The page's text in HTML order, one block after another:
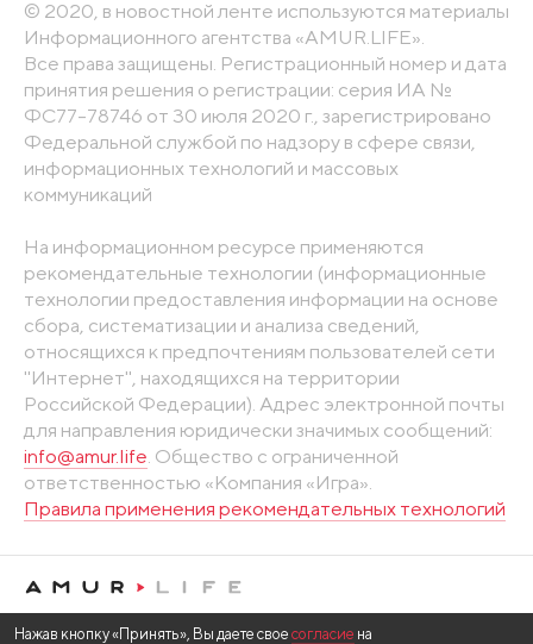
© 2020, в новостной ленте используются материалы
Информационного агентства «AMUR.LIFE».
Все права защищены. Регистрационный номер и дата
принятия решения о регистрации: серия ИА №
ФС77-78746 от 30 июля 2020 г., зарегистрировано
Федеральной службой по надзору в сфере связи,
информационных технологий и массовых
коммуникаций
На информационном ресурсе применяются
рекомендательные технологии (информационные
технологии предоставления информации на основе
сбора, систематизации и анализа сведений,
относящихся к предпочтениям пользователей сети
"Интернет", находящихся на территории
Российской Федерации). Адрес электронной почты
для направления юридически значимых сообщений:
info@amur.life . Общество с ограниченной
ответственностью «Компания «Игра».
Правила применения рекомендательных технологий
Нажав кнопку «Принять», Вы даете свое согласие на